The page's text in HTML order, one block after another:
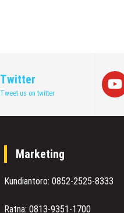
Twitter
Tweet us on twitter
Marketing
Kundiantoro: 0852-2525-8333
Ratna: 0813-9351-1700